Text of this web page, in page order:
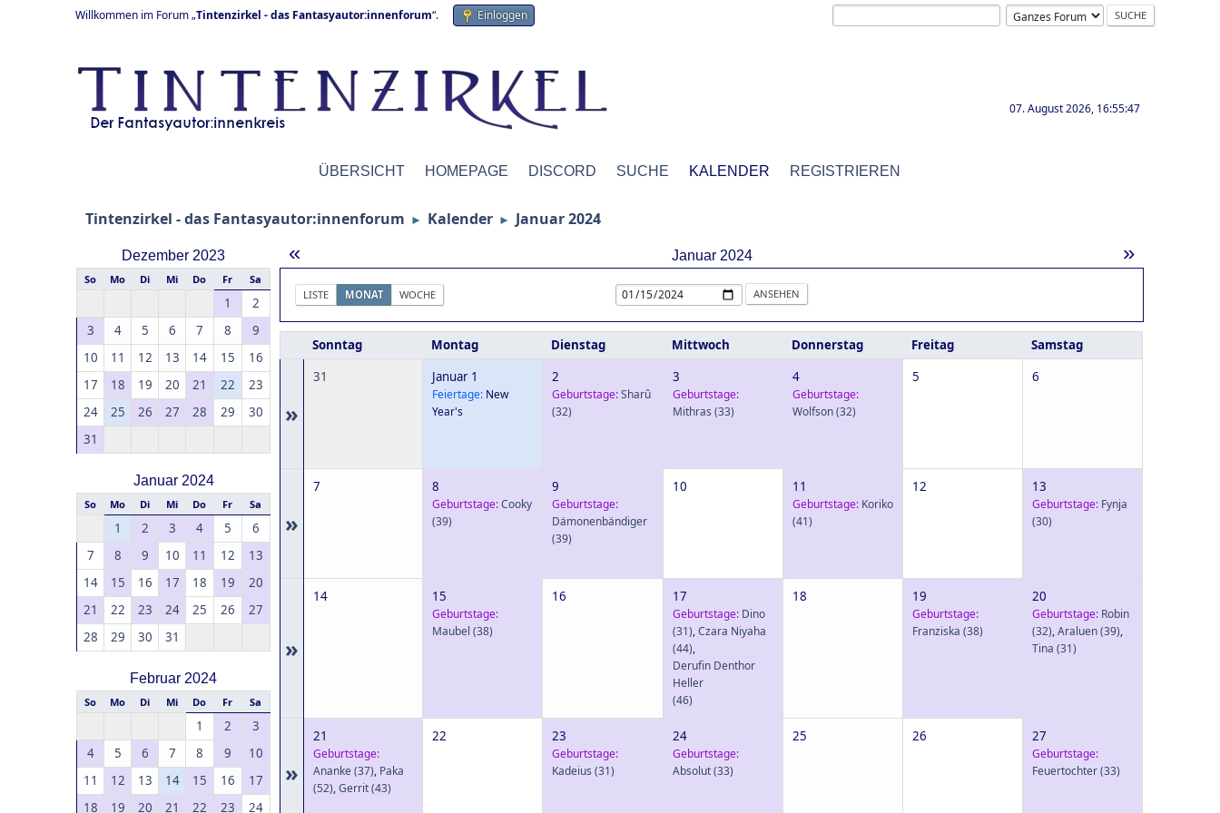
Willkommen im Forum „Tintenzirkel - das Fantasyautor:innenforum“. Einloggen
07. August 2026, 16:55:47
ÜBERSICHT HOMEPAGE DISCORD SUCHE KALENDER REGISTRIEREN
Tintenzirkel - das Fantasyautor:innenforum ► Kalender ► Januar 2024
Dezember 2023
So Mo Di Mi Do Fr Sa
1
2
3
4 5 6 7 8
9
10
11 12 13 14 15
16
17
18 19 20 21 22
23
24
25 26 27 28 29
30
31
Januar 2024
So Mo Di Mi Do Fr Sa
1 2 3 4 5
6
7
8 9 10 11 12
13
14
15 16 17 18 19
20
21
22 23 24 25 26
27
28
29 30 31
Februar 2024
So Mo Di Mi Do Fr Sa
1 2
3
4
5 6 7 8 9
10
11
12 13 14 15 16
17
18
19 20 21 22 23 24
« »
Januar 2024
LISTE MONAT WOCHE
Sonntag Montag Dienstag Mittwoch Donnerstag Freitag Samstag
»
31 Januar 1
Feiertage: New
Year's
2
Geburtstage:Sharû
(32)
3
Geburtstage:
Mithras (33)
4
Geburtstage:
Wolfson(32)
5 6
»
7 8
Geburtstage:Cooky
(39)
9
Geburtstage:
Dämonenbändiger
(39)
10 11
Geburtstage: Koriko
(41)
12 13
Geburtstage: Fynja
(30)
»
14 15
Geburtstage:
Maubel (38)
16 17
Geburtstage: Dino
(31),Czara Niyaha
(44),
Derufin Denthor
Heller
(46)
18 19
Geburtstage:
Franziska (38)
20
Geburtstage: Robin
(32),Araluen(39),
Tina (31)
»
21
Geburtstage:
Ananke(37), Paka
(52),Gerrit(43)
22 23
Geburtstage:
Kadeius (31)
24
Geburtstage:
Absolut(33)
25 26 27
Geburtstage:
Feuertochter(33)